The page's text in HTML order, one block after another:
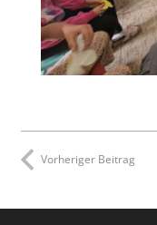
Vorheriger Beitrag